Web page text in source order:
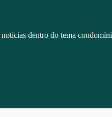
dentro do tema